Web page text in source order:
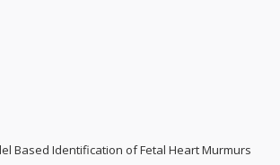
Based Identification of Fetal Heart Murmurs